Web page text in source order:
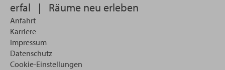
erfal | Räume neu erleben
Anfahrt
Karriere
Impressum
Datenschutz
Cookie-Einstellungen